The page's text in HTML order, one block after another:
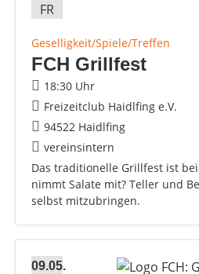
FR
Geselligkeit/Spiele/Treffen
FCH Grillfest
18:30 Uhr
Freizeitclub Haidlfing e.V.
94522 Haidlfing
vereinsintern
Das traditionelle Grillfest ist
nimmt Salate mit? Teller und
selbst mitzubringen.
09.05.